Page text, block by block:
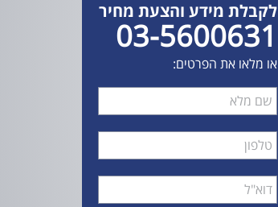
לקבלת מידע והצעת מחיר
03-5600631
או מלאו את הפרטים:
שם
מלא
טלפון
דואר
אלקטרוני